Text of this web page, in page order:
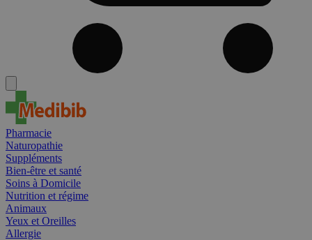
Pharmacie
Naturopathie
Suppléments
Bien-être et santé
Soins à Domicile
Nutrition et régime
Animaux
Yeux et Oreilles
Allergie